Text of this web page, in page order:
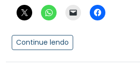
Continue lendo